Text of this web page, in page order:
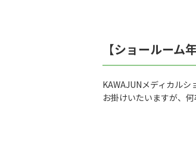
【ショールーム
KAWAJUNメディカル
お掛けいたいますが、